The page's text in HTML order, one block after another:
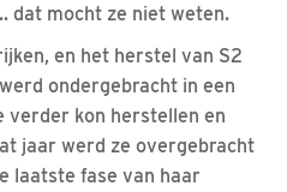
dat mocht ze niet weten.
en het herstel van S2
ondergebracht in een
verder kon herstellen en
jaar werd ze overgebracht
laatste fase van haar